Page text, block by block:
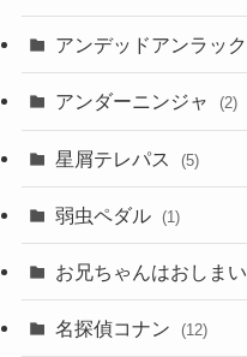
アンデッドアンラック
アンダーニンジャ (2)
星屑テレパス (5)
弱虫ペダル (1)
お兄ちゃんはおしまい
名探偵コナン (12)